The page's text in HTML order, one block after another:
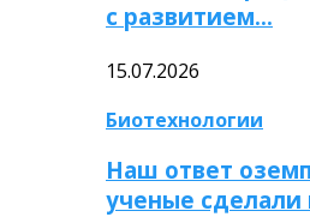
с развитием…
15.07.2026
Биотехнологии
Наш ответ
ученые сделали